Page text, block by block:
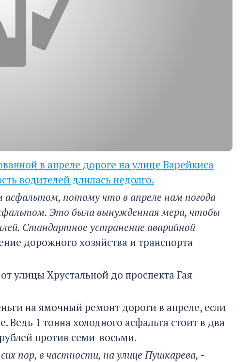
в апреле дороге на улице Варейкиса
водителей длилась недолго.
асфальтом, потому что в апреле нам погода
Это была вынужденная мера, чтобы
Стандартное устранение аварийной
дорожного хозяйства и транспорта
улицы Хрустальной до проспекта Гая
на ямочный ремонт дороги в апреле, если
Ведь 1 тонна холодного асфальта стоит в два
против семи-восьми.
пор, в частности, на улице Пушкарева, -